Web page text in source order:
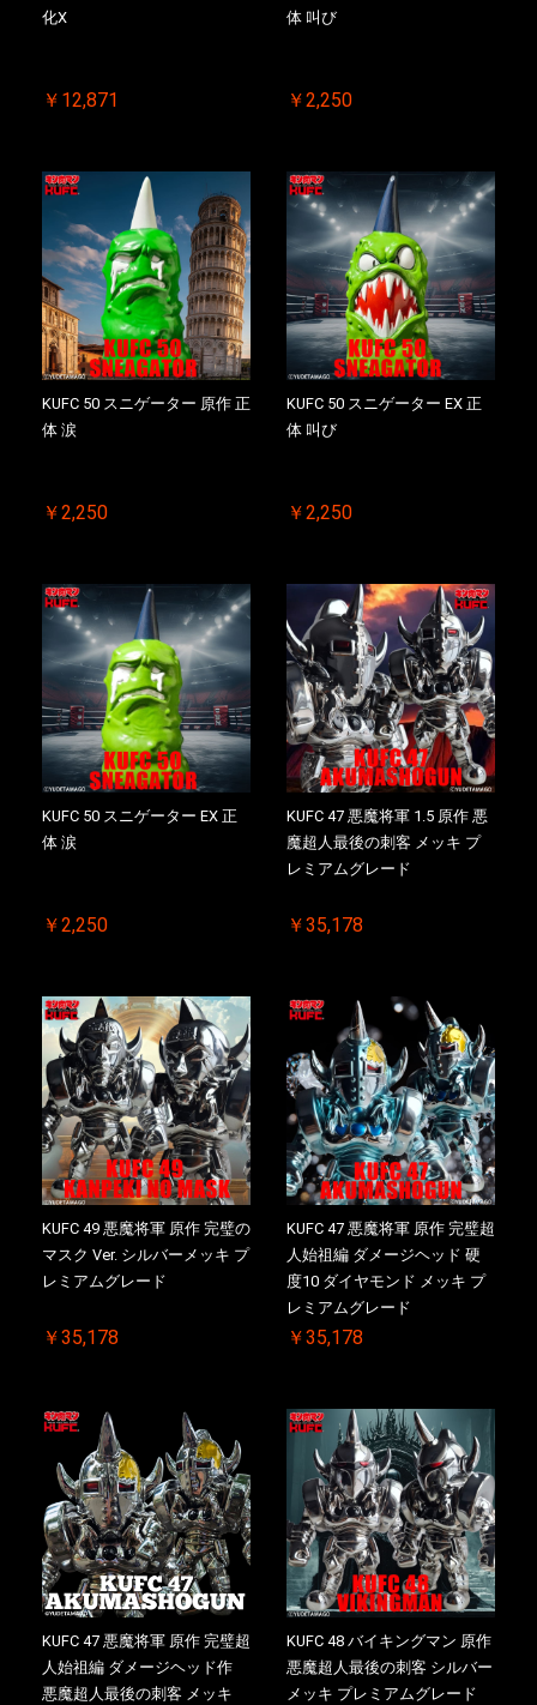
カートへ進む
化X
￥12,871
体 叫び
￥2,250
KUFC 50 スニゲーター 原作 正
体 涙
￥2,250
KUFC 50 スニゲーター EX 正
体 叫び
￥2,250
KUFC 50 スニゲーター EX 正
体 涙
￥2,250
KUFC 47 悪魔将軍 1.5 原作 悪
魔超人最後の刺客 メッキ プ
レミアムグレード
￥35,178
KUFC 49 悪魔将軍 原作 完璧の
マスク Ver. シルバーメッキ プ
レミアムグレード
￥35,178
KUFC 47 悪魔将軍 原作 完璧超
人始祖編 ダメージヘッド 硬
度10 ダイヤモンド メッキ プ
レミアムグレード
￥35,178
KUFC 47 悪魔将軍 原作 完璧超
人始祖編 ダメージヘッド作
悪魔超人最後の刺客 メッキ
KUFC 48 バイキングマン 原作
悪魔超人最後の刺客 シルバー
メッキ プレミアムグレード